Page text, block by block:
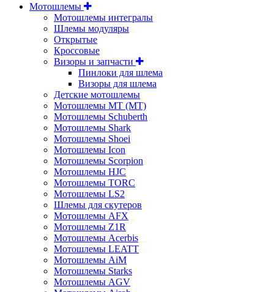
Мотошлемы
Мотошлемы интегралы
Шлемы модуляры
Открытые
Кросcовые
Визоры и запчасти
Пинлоки для шлема
Визоры для шлема
Детские мотошлемы
Мотошлемы MT (МТ)
Мотошлемы Schuberth
Мотошлемы Shark
Мотошлемы Shoei
Мотошлемы Icon
Мотошлемы Scorpion
Мотошлемы HJC
Мотошлемы TORC
Мотошлемы LS2
Шлемы для скутеров
Мотошлемы AFX
Мотошлемы Z1R
Мотошлемы Acerbis
Мотошлемы LEATT
Мотошлемы AiM
Мотошлемы Starks
Мотошлемы AGV